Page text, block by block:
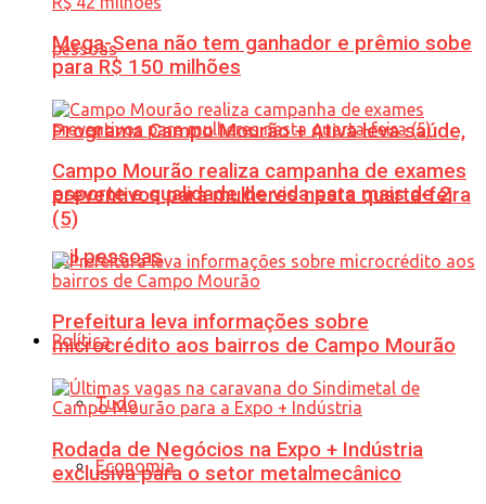
Programa Campo Mourão + Ativa leva saúde,
esporte e qualidade de vida para mais de 2
mil pessoas
Política
Tudo
Economia
Mega-Sena não tem ganhador e prêmio sobe
para R$ 150 milhões
Campo Mourão realiza campanha de exames
preventivos para mulheres nesta quarta-feira
(5)
Prefeitura leva informações sobre
microcrédito aos bairros de Campo Mourão
Rodada de Negócios na Expo + Indústria
exclusiva para o setor metalmecânico